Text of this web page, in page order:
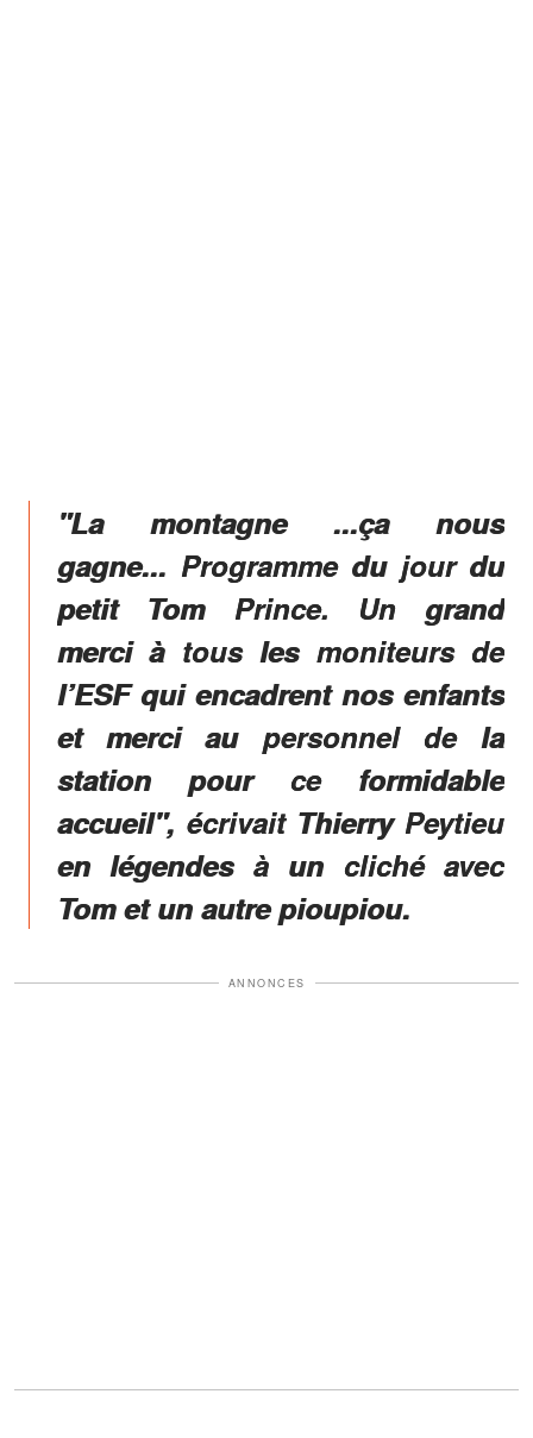
"La montagne ...ça nous
gagne... Programme du jour du
petit Tom Prince. Un grand
merci à tous les moniteurs de
l’ESF qui encadrent nos enfants
et merci au personnel de la
station pour ce formidable
accueil", écrivait Thierry Peytieu
en légendes à un cliché avec
Tom et un autre pioupiou.
ANNONCES